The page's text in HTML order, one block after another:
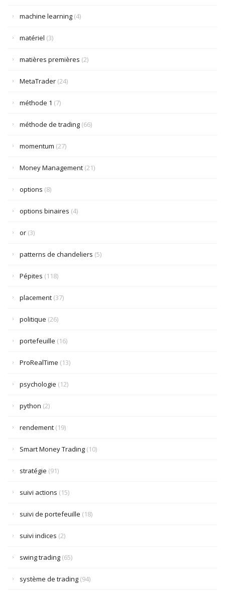
machine learning (4)
matériel (3)
matières premières (2)
MetaTrader (24)
méthode 1 (7)
méthode de trading (66)
momentum (27)
Money Management (21)
options (8)
options binaires (4)
or (3)
patterns de chandeliers (5)
Pépites (118)
placement (37)
politique (26)
portefeuille (16)
ProRealTime (13)
psychologie (12)
python (2)
rendement (19)
Smart Money Trading (10)
stratégie (91)
suivi actions (15)
suivi de portefeuille (18)
suivi indices (2)
swing trading (65)
système de trading (94)